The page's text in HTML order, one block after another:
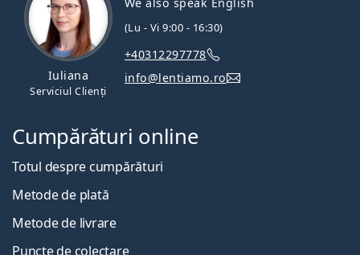
Iuliana
Serviciul Clienți
(Lu - Vi 9:00 - 16:30)
+40312297778
info@lentiamo.ro
Cumpărături online
Totul despre cumpărături
Metode de plată
Metode de livrare
Puncte de colectare